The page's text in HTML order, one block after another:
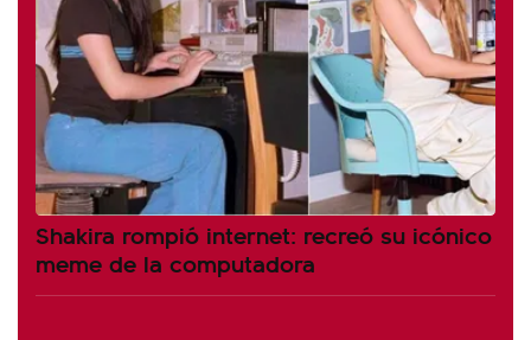
Shakira rompió internet: recreó su icónico
meme de la computadora